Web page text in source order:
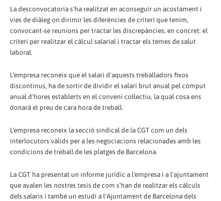
La desconvocatoria s'ha realitzat en aconseguir un acostament i
vies de diàleg on dirimir les diferències de criteri que tenim,
convocant-se reunions per tractar les discrepàncies, en concret: el
criteri per realitzar el càlcul salarial i tractar els temes de salut
laboral.
L'empresa reconeix que el salari d'aquests treballadors fixos
discontinus, ha de sortir de dividir el salari brut anual pel còmput
anual d'hores establerts en el conveni col·lectiu, la qual cosa ens
donarà el preu de cara hora de treball.
L'empresa reconeix la secció sindical de la CGT com un dels
interlocutors vàlids per a les negociacions relacionades amb les
condicions de treball de les platges de Barcelona.
La CGT ha presentat un informe jurídic a l'empresa i a l'ajuntament
que avalen les nostres tesis de com s'han de realitzar els càlculs
dels salaris i també un estudi a l'Ajuntament de Barcelona dels